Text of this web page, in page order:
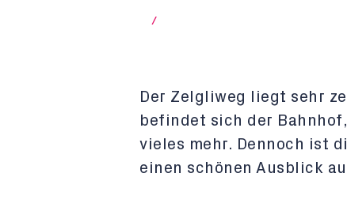
/
Der Zelgliweg liegt sehr
befindet sich der
vieles mehr. Dennoch ist
einen schönen Ausblick